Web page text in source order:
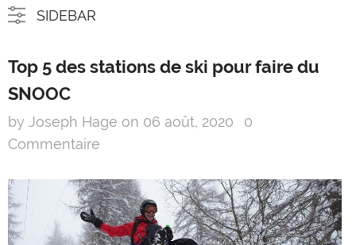
SIDEBAR
Top 5 des stations de ski pour faire du
SNOOC
by Joseph Hage on 06 août, 2020
0
Commentaire